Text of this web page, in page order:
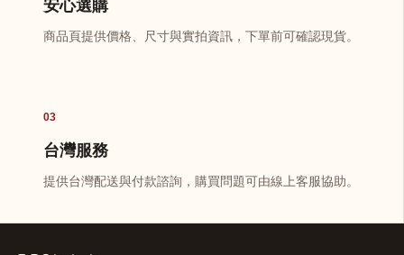
安心選購
商品頁提供價格、尺寸與實拍資訊，下單前可確認現貨。
03
台灣服務
提供台灣配送與付款諮詢，購買問題可由線上客服協助。